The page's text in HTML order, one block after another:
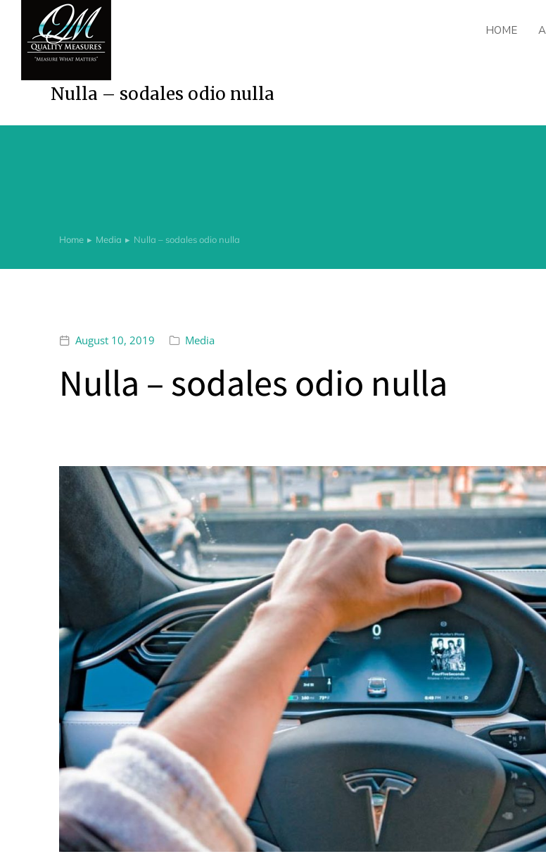
HOME
Nulla – sodales odio nulla
You are here:
Home Media Nulla – sodales odio nulla
August 10, 2019 Media
Nulla – sodales odio nulla